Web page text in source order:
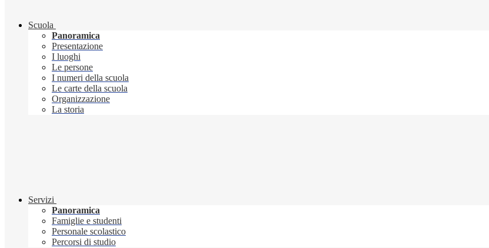
Scuola
Panoramica
Presentazione
I luoghi
Le persone
I numeri della scuola
Le carte della scuola
Organizzazione
La storia
Servizi
Panoramica
Famiglie e studenti
Personale scolastico
Percorsi di studio